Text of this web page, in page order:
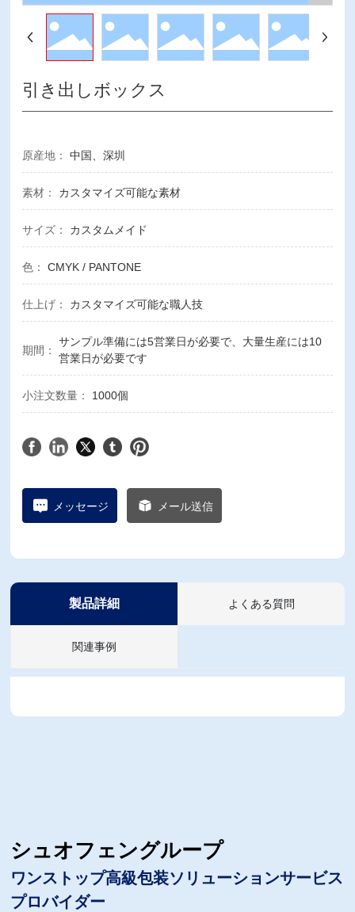
引き出しボックス
原産地： 中国、深圳
素材： カスタマイズ可能な素材
サイズ： カスタムメイド
色： CMYK / PANTONE
仕上げ： カスタマイズ可能な職人技
期間：
サンプル準備には5営業日が必要で、大量生産には10
営業日が必要です
小注文数量： 1000個
メッセージ メール送信
製品詳細 よくある質問
関連事例
シュオフェングループ
ワンストップ高級包装ソリューションサービス
プロバイダー